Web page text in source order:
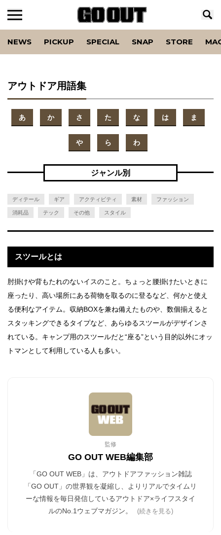
NEWS PICKUP SPECIAL SNAP STORE
アウトドア用語集
あ か さ た な は ま
や ら わ
ジャンル別
ディテール ギア アクティビティ 素材 ファッション
消耗品 テック その他 スタイル
スツールとは
肘掛けや背もたれのないイスのこと。ちょっと腰掛けたいときに
座ったり、高い場所にある荷物を取るのに登るなど、何かと使え
る便利なアイテム。収納BOXを兼ね備えたものや、数個揃えると
スタッキングできるタイプなど、あらゆるスツールがデザインさ
れている。キャンプ用のスツールだと“座る”という目的以外にオッ
トマンとして利用している人も多い。
監修
GO OUT WEB編集部
「GO OUT WEB」は、アウトドアファッション雑誌
「GO OUT」の世界観を凝縮し、よりリアルでタイムリ
ーな情報を毎日発信しているアウトドア×ライフスタイ
ルのNo.1ウェブマガジン。
(続きを見る)